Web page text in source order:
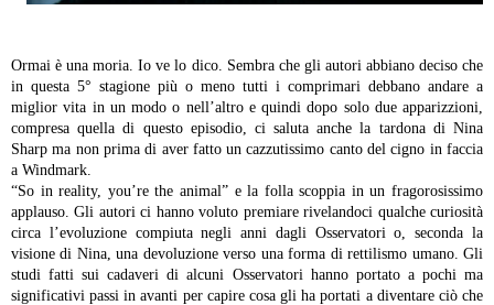
Ormai è una moria. Io ve lo dico. Sembra che gli autori abbiano deciso che
in questa 5° stagione più o meno tutti i comprimari debbano andare a
miglior vita in un modo o nell’altro e quindi dopo solo due apparizzioni,
compresa quella di questo episodio, ci saluta anche la tardona di Nina
Sharp ma non prima di aver fatto un cazzutissimo canto del cigno in faccia
a Windmark.
“So in reality, you’re the animal” e la folla scoppia in un fragorosissimo
applauso. Gli autori ci hanno voluto premiare rivelandoci qualche curiosità
circa l’evoluzione compiuta negli anni dagli Osservatori o, seconda la
visione di Nina, una devoluzione verso una forma di rettilismo umano. Gli
studi fatti sui cadaveri di alcuni Osservatori hanno portato a pochi ma
significativi passi in avanti per capire cosa gli ha portati a diventare ciò che